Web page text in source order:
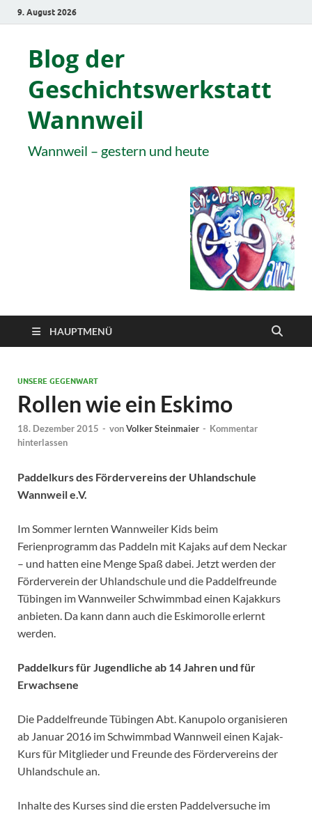
9. August 2026
Blog der
Geschichtswerkstatt
Wannweil
Wannweil – gestern und heute
HAUPTMENÜ
UNSERE GEGENWART
Rollen wie ein Eskimo
18. Dezember 2015 - vonVolker Steinmaier - Kommentar
hinterlassen
Paddelkursdes Fördervereins der Uhlandschule
Wannweil e.V.
Im Sommer lernten Wannweiler Kids beim
Ferienprogramm das Paddeln mit Kajaks auf dem Neckar
– und hatten eine Menge Spaß dabei. Jetzt werden der
Förderverein der Uhlandschule und die Paddelfreunde
Tübingen im Wannweiler Schwimmbad einen Kajakkurs
anbieten. Da kann dann auch die Eskimorolle erlernt
werden.
Paddelkurs für Jugendliche ab 14 Jahren und für
Erwachsene
Die Paddelfreunde Tübingen Abt. Kanupolo organisieren
ab Januar 2016 im Schwimmbad Wannweil einen Kajak-
Kurs für Mitglieder und Freunde des Fördervereins der
Uhlandschule an.
Inhalte des Kurses sind die ersten Paddelversuche im